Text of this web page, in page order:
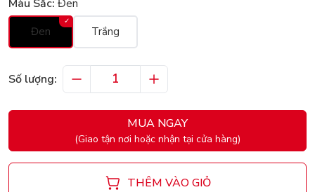
Màu Sắc: Đen
Đen Trắng
Số lượng:
MUA NGAY
(Giao tận nơi hoặc nhận tại cửa hàng)
THÊM VÀO GIỎ